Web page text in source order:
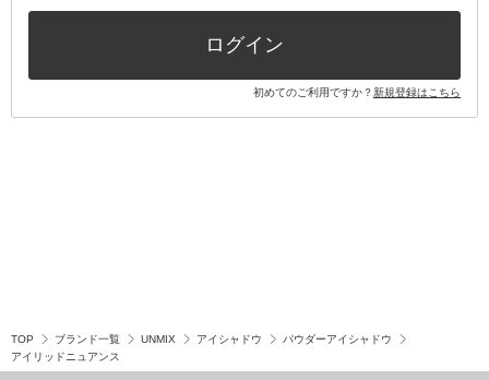
その他キット・セット
ログイン
初めてのご利用ですか？新規登録はこちら
TOP ブランド一覧 UNMIX アイシャドウ
パウダーアイシャドウ
アイリッドニュアンス